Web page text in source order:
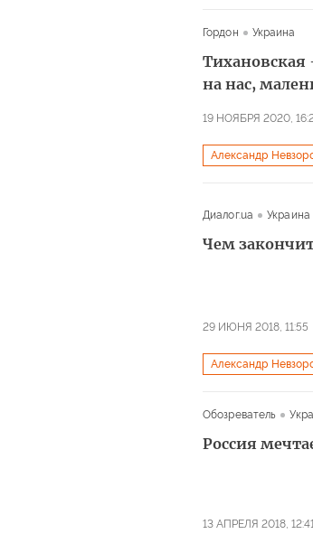
Гордон Украина
Тихановская
на нас,
19 НОЯБРЯ 2020,
Александр
Диалог.ua Украина
Чем
29 ИЮНЯ 2018, 11:55
Александр
Обозреватель
Россия
13 АПРЕЛЯ 2018, 12:41